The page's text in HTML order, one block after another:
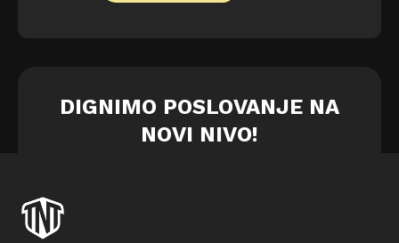
DIGNIMO POSLOVANJE NA
NOVI NIVO!